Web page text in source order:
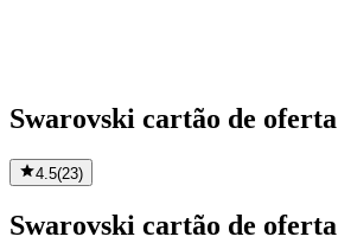
Swarovski cartão de oferta
4.5(23)
Swarovski cartão de oferta